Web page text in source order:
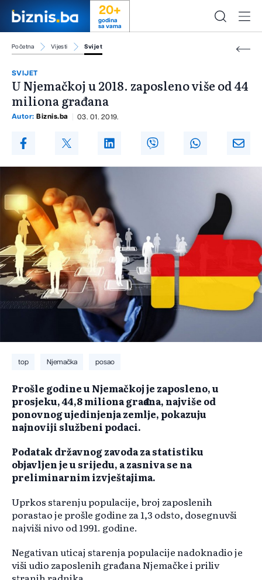
20+
godina
sa vama
Početna Vijesti Svijet
SVIJET
U Njemačkoj u 2018. zaposleno više od 44
miliona građana
Autor: Biznis.ba 03. 01. 2019.
top Njemačka posao
Prošle godine u Njemačkoj je zaposleno, u
prosjeku, 44,8 miliona građana, najviše od
ponovnog ujedinjenja zemlje, pokazuju
najnoviji službeni podaci.
Podatak državnog zavoda za statistiku
objavljen je u srijedu, a zasniva se na
preliminarnim izvještajima.
Uprkos starenju populacije, broj zaposlenih
porastao je prošle godine za 1,3 odsto, dosegnuvši
najviši nivo od 1991. godine.
Negativan uticaj starenja populacije nadoknadio je
viši udio zaposlenih građana Njemačke i priliv